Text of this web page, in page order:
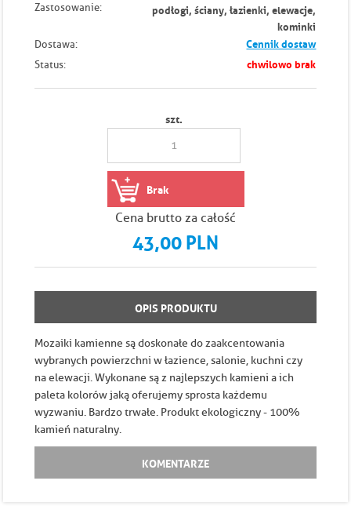
Zastosowanie:
podłogi, ściany, łazienki, elewacje,
kominki
Dostawa: Cennik dostaw
Status: chwilowo brak
szt.
Brak
Cena brutto za całość
43,00 PLN
OPIS PRODUKTU
Mozaiki kamienne są doskonałe do zaakcentowania
wybranych powierzchni w łazience, salonie, kuchni czy
na elewacji. Wykonane są z najlepszych kamieni a ich
paleta kolorów jaką oferujemy sprosta każdemu
wyzwaniu. Bardzo trwałe. Produkt ekologiczny - 100%
kamień naturalny.
KOMENTARZE